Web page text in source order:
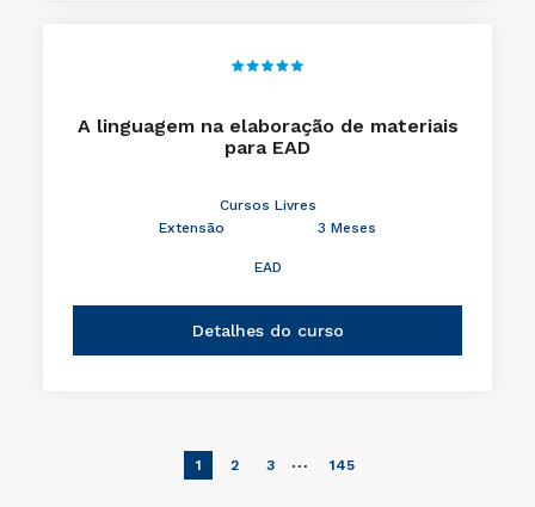
A linguagem na elaboração de materiais
para EAD
Cursos Livres
Extensão
3 Meses
EAD
Detalhes do curso
1 2 3 … 145